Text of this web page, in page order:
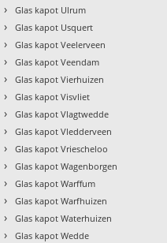
› Glas kapot Ulrum
› Glas kapot Usquert
› Glas kapot Veelerveen
› Glas kapot Veendam
› Glas kapot Vierhuizen
› Glas kapot Visvliet
› Glas kapot Vlagtwedde
› Glas kapot Vledderveen
› Glas kapot Vriescheloo
› Glas kapot Wagenborgen
› Glas kapot Warffum
› Glas kapot Warfhuizen
› Glas kapot Waterhuizen
› Glas kapot Wedde